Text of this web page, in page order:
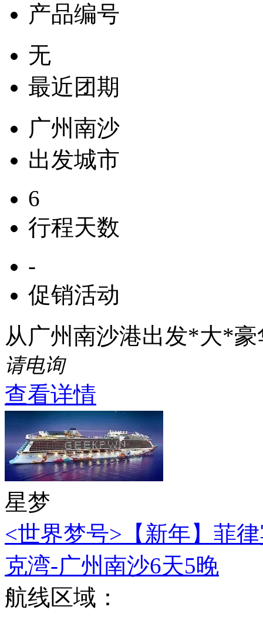
产品编号
无
最近团期
广州南沙
出发城市
6
行程天数
-
促销活动
从广州南沙港出发*大*
请电询
查看详情
星梦
<世界梦号>【新年】菲
克湾-广州南沙6天5晚
航线区域：